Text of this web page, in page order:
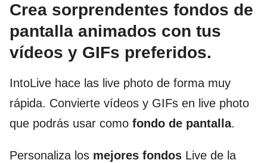
Crea sorprendentes fondos de
pantalla animados con tus
vídeos y GIFs preferidos.
IntoLive hace las live photo de forma muy
rápida. Convierte vídeos y GIFs en live photo
que podrás usar como fondo de pantalla.
Personaliza los mejores fondos Live de la